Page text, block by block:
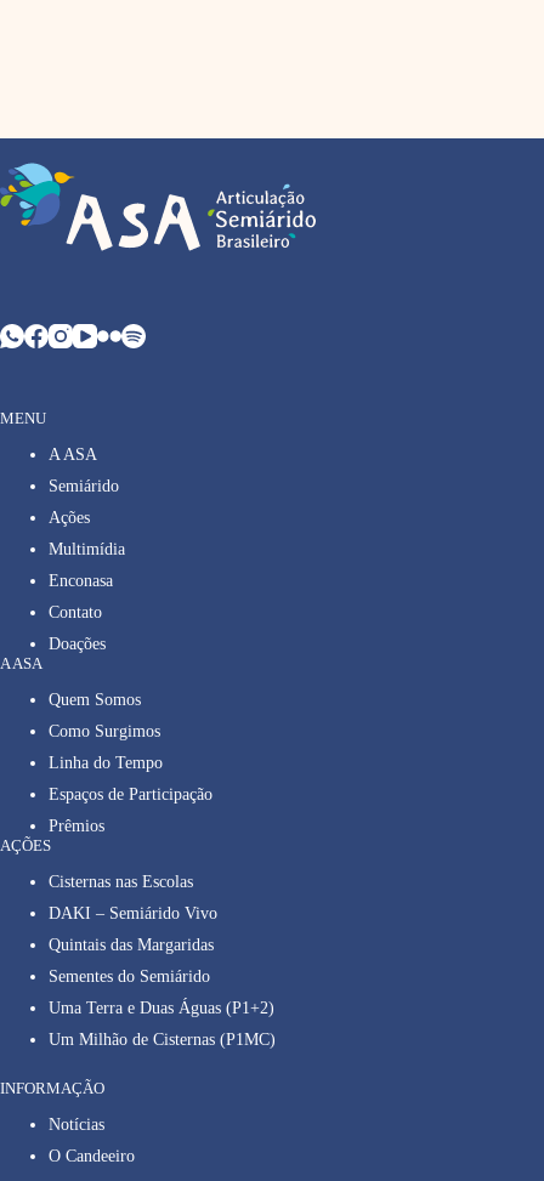
MENU
A ASA
Semiárido
Ações
Multimídia
Enconasa
Contato
Doações
A ASA
Quem Somos
Como Surgimos
Linha do Tempo
Espaços de Participação
Prêmios
AÇÕES
Cisternas nas Escolas
DAKI – Semiárido Vivo
Quintais das Margaridas
Sementes do Semiárido
Uma Terra e Duas Águas (P1+2)
Um Milhão de Cisternas (P1MC)
INFORMAÇÃO
Notícias
O Candeeiro